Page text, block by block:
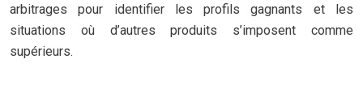
arbitrages pour identifier les profils gagnants et les
situations où d’autres produits s’imposent comme
supérieurs.